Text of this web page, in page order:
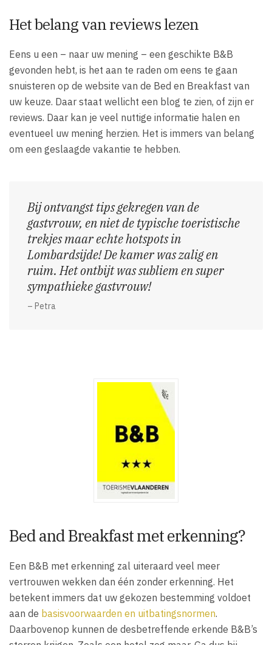
Het belang van reviews lezen
Eens u een – naar uw mening – een geschikte B&B
gevonden hebt, is het aan te raden om eens te gaan
snuisteren op de website van de Bed en Breakfast van
uw keuze. Daar staat wellicht een blog te zien, of zijn er
reviews. Daar kan je veel nuttige informatie halen en
eventueel uw mening herzien. Het is immers van belang
om een geslaagde vakantie te hebben.
Bij ontvangst tips gekregen van de
gastvrouw, en niet de typische toeristische
trekjes maar echte hotspots in
Lombardsijde! De kamer was zalig en
ruim. Het ontbijt was subliem en super
sympathieke gastvrouw!
– Petra
Bed and Breakfast met erkenning?
Een B&B met erkenning zal uiteraard veel meer
vertrouwen wekken dan één zonder erkenning. Het
betekent immers dat uw gekozen bestemming voldoet
aan de basisvoorwaarden en uitbatingsnormen.
Daarbovenop kunnen de desbetreffende erkende B&B’s